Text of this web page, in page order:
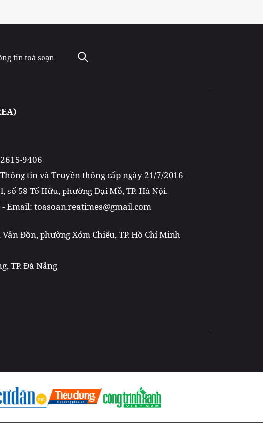
tin toà soạn
9406
tin và Truyền thông cấp ngày 21/7/2016
số 58 Tố Hữu, phường Đại Mỗ, TP. Hà Nội.
Email: toasoan.reatimes@gmail.com
Đồn, phường Xóm Chiếu, TP. Hồ Chí Minh
TP. Đà Nẵng